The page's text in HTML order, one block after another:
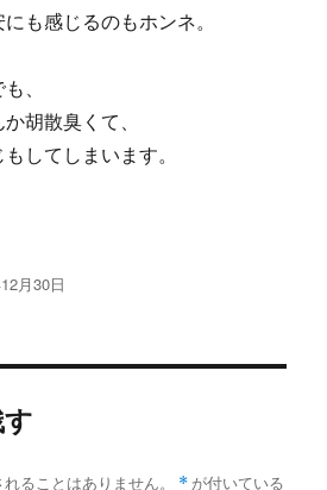
も感じるのもホンネ。
、
胡散臭くて、
してしまいます。
月30日
ることはありません。 * が付いている